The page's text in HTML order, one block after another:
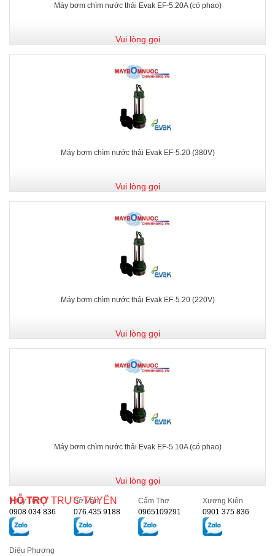
Máy bơm chìm nước thải Evak EF-5.20A (có phao)
Vui lòng gọi
Máy bơm chìm nước thải Evak EF-5.20 (380V)
Vui lòng gọi
Máy bơm chìm nước thải Evak EF-5.20 (220V)
Vui lòng gọi
Máy bơm chìm nước thải Evak EF-5.10A (có phao)
Vui lòng gọi
HỖ TRỢ TRỰC TUYẾN
Thủy Tiên
0908 034 836
Sở Vân
076.435.9188
Cẩm Thơ
0965109291
Xương Kiên
0901 375 836
Diệu Phương